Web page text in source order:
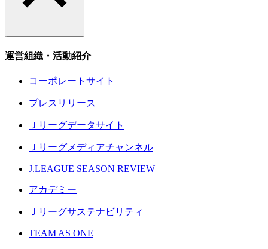
運営組織・活動紹介
コーポレートサイト
プレスリリース
Ｊリーグデータサイト
Ｊリーグメディアチャンネル
J.LEAGUE SEASON REVIEW
アカデミー
Ｊリーグサステナビリティ
TEAM AS ONE